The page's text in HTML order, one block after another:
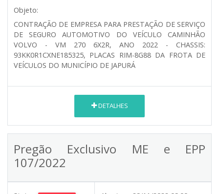
Objeto:
CONTRAÇÃO DE EMPRESA PARA PRESTAÇÃO DE SERVIÇO
DE SEGURO AUTOMOTIVO DO VEÍCULO CAMINHÃO
VOLVO - VM 270 6X2R, ANO 2022 - CHASSIS:
93KK0R1CXNE185325, PLACAS RIM-8G88 DA FROTA DE
VEÍCULOS DO MUNICÍPIO DE JAPURÁ
DETALHES
Pregão Exclusivo ME e EPP
107/2022